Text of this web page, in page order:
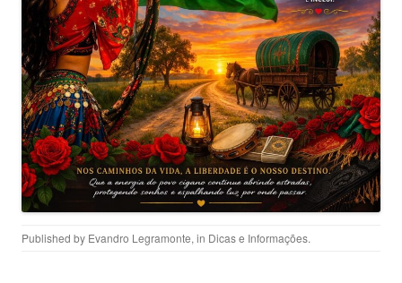
Published by Evandro Legramonte, in Dicas e Informações.